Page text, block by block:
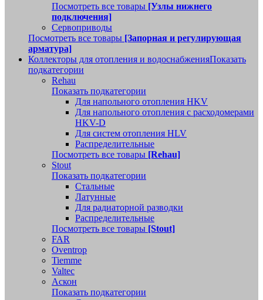
Посмотреть все товары [Узлы нижнего
подключения]
Сервоприводы
Посмотреть все товары [Запорная и регулирующая
арматура]
Коллекторы для отопления и водоснабженияПоказать
подкатегории
Rehau
Показать подкатегории
Для напольного отопления HKV
Для напольного отопления с расходомерами
HKV-D
Для систем отопления HLV
Распределительные
Посмотреть все товары [Rehau]
Stout
Показать подкатегории
Стальные
Латунные
Для радиаторной разводки
Распределительные
Посмотреть все товары [Stout]
FAR
Oventrop
Tiemme
Valtec
Аскон
Показать подкатегории